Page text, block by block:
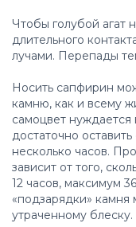
Чтобы голубой агат
длительного
лучами. Перепады
Носить сапфирин
камню, как и всему
самоцвет нуждается
достаточно
несколько часов.
зависит от того,
12 часов, максимум
«подзарядки»
утраченному блеску.